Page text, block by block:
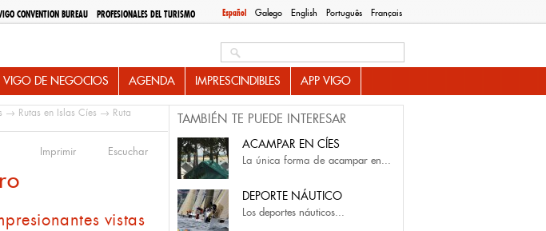
Español Galego English Português Français
CONVENTION BUREAU PROFESIONALES DEL TURISMO
VIGO DE NEGOCIOS AGENDA IMPRESCINDIBLES APP VIGO
→ Rutas en Islas Cíes → Ruta
Imprimir Escuchar
vistas
TAMBIÉN TE PUEDE INTERESAR
ACAMPAR EN CÍES
La única forma de acampar en...
DEPORTE NÁUTICO
Los deportes náuticos...